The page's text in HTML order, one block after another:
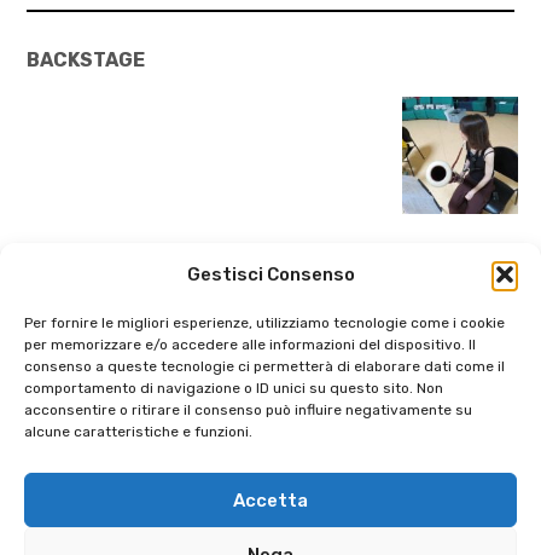
Gestisci Consenso
Per fornire le migliori esperienze, utilizziamo tecnologie come i cookie
per memorizzare e/o accedere alle informazioni del dispositivo. Il
consenso a queste tecnologie ci permetterà di elaborare dati come il
comportamento di navigazione o ID unici su questo sito. Non
acconsentire o ritirare il consenso può influire negativamente su
alcune caratteristiche e funzioni.
Accetta
BACKSTAGE
Search
Ricerca